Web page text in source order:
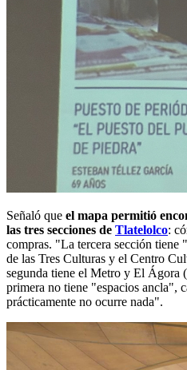
Señaló que el mapa permitió
las tres secciones de Tlatelolco:
compras. "La tercera sección tiene
de las Tres Culturas y el Centro
segunda tiene el Metro y El Ágora
primera no tiene "espacios ancla",
prácticamente no ocurre nada".